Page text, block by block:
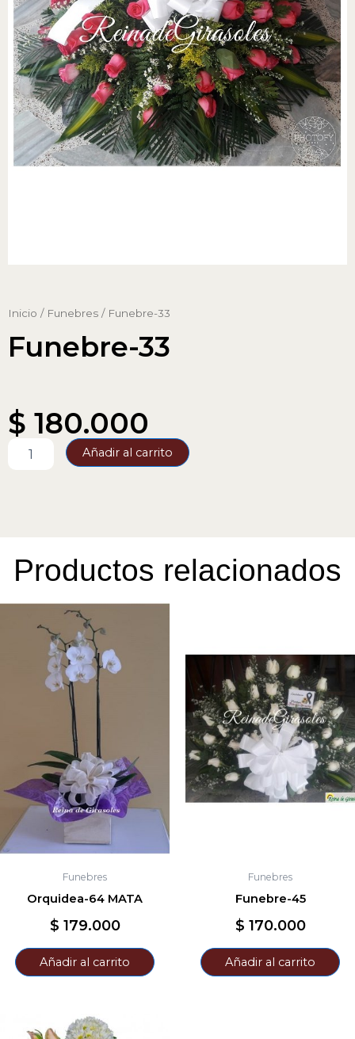
Inicio / Funebres / Funebre-33
Funebre-33
$ 180.000
Añadir al carrito
Productos relacionados
Funebres
Orquidea-64 MATA
$ 179.000
Añadir al carrito
Funebres
Funebre-45
$ 170.000
Añadir al carrito